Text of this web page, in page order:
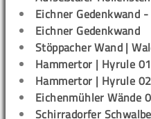
Eichner Gedenkwand
Eichner Gedenkwand
Stöppacher Wand |
Hammertor | Hyrule
Hammertor | Hyrule
Eichenmühler Wände
Schirradorfer